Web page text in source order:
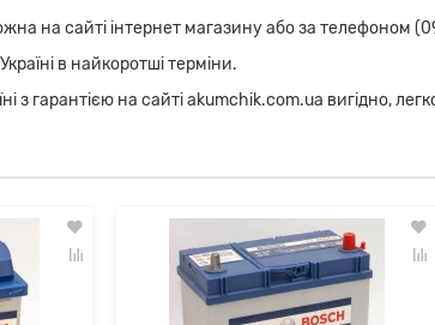
на сайті інтернет магазину або за телефоном
в найкоротші терміни.
гарантією на сайті akumchik.com.ua вигідно,